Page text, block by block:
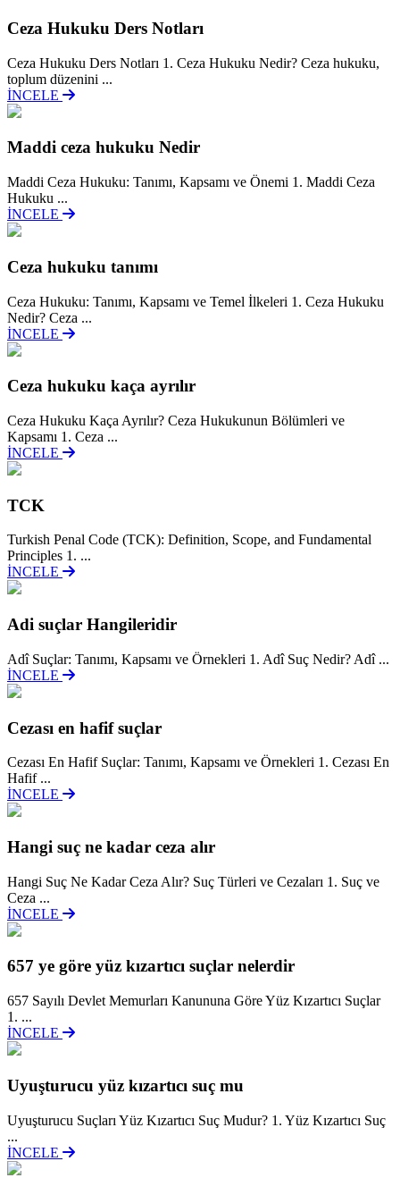
Ceza Hukuku Ders Notları
Ceza Hukuku Ders Notları 1. Ceza Hukuku Nedir? Ceza hukuku,
toplum düzenini ...
İNCELE
Maddi ceza hukuku Nedir
Maddi Ceza Hukuku: Tanımı, Kapsamı ve Önemi 1. Maddi Ceza
Hukuku ...
İNCELE
Ceza hukuku tanımı
Ceza Hukuku: Tanımı, Kapsamı ve Temel İlkeleri 1. Ceza Hukuku
Nedir? Ceza ...
İNCELE
Ceza hukuku kaça ayrılır
Ceza Hukuku Kaça Ayrılır? Ceza Hukukunun Bölümleri ve
Kapsamı 1. Ceza ...
İNCELE
TCK
Turkish Penal Code (TCK): Definition, Scope, and Fundamental
Principles 1. ...
İNCELE
Adi suçlar Hangileridir
Adî Suçlar: Tanımı, Kapsamı ve Örnekleri 1. Adî Suç Nedir? Adî ...
İNCELE
Cezası en hafif suçlar
Cezası En Hafif Suçlar: Tanımı, Kapsamı ve Örnekleri 1. Cezası En
Hafif ...
İNCELE
Hangi suç ne kadar ceza alır
Hangi Suç Ne Kadar Ceza Alır? Suç Türleri ve Cezaları 1. Suç ve
Ceza ...
İNCELE
657 ye göre yüz kızartıcı suçlar nelerdir
657 Sayılı Devlet Memurları Kanununa Göre Yüz Kızartıcı Suçlar
1. ...
İNCELE
Uyuşturucu yüz kızartıcı suç mu
Uyuşturucu Suçları Yüz Kızartıcı Suç Mudur? 1. Yüz Kızartıcı Suç
...
İNCELE